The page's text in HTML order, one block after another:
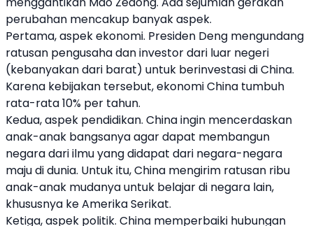
perubahan mencakup banyak aspek.
Pertama, aspek ekonomi. Presiden Deng mengundang
ratusan pengusaha dan investor dari luar negeri
(kebanyakan dari barat) untuk berinvestasi diChina.
Karena kebijakan tersebut, ekonomiChina tumbuh
rata-rata 10% per tahun.
Kedua, aspek pendidikan. Chinaingin mencerdaskan
anak-anak bangsanya agar dapat membangun
negara dari ilmu yang didapat dari negara-negara
maju di dunia. Untuk itu,China mengirim ratusan ribu
anak-anak mudanya untuk belajar di negara lain,
khususnya ke Amerika Serikat.
Ketiga, aspek politik. China memperbaiki hubungan